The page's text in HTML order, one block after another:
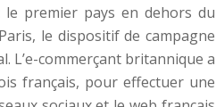
le premier pays en dehors du
le dispositif de campagne
L’e-commerçant britannique a
français, pour effectuer une